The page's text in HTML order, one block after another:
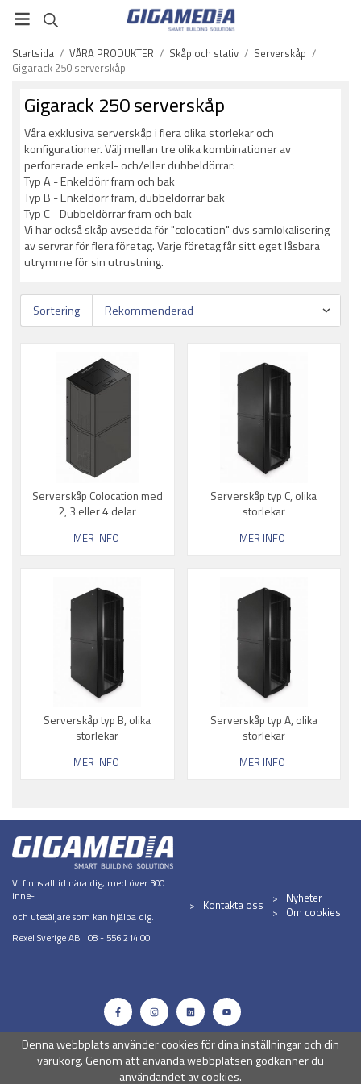
Startsida / VÅRA PRODUKTER / Skåp och stativ / Serverskåp /
Gigarack 250 serverskåp
Gigarack 250 serverskåp
Våra exklusiva serverskåp i flera olika storlekar och
konfigurationer. Välj mellan tre olika kombinationer av
perforerade enkel- och/eller dubbeldörrar:
Typ A - Enkeldörr fram och bak
Typ B - Enkeldörr fram, dubbeldörrar bak
Typ C - Dubbeldörrar fram och bak
Vi har också skåp avsedda för "colocation" dvs samlokalisering
av servrar för flera företag. Varje företag får sitt eget låsbara
utrymme för sin utrustning.
Sortering
Serverskåp Colocation med
2, 3 eller 4 delar
MER INFO
Serverskåp typ C, olika
storlekar
MER INFO
Serverskåp typ B, olika
storlekar
MER INFO
Serverskåp typ A, olika
storlekar
MER INFO
Vi finns alltid nära dig, med över 300
inne-
och utesäljare som kan hjälpa dig.
Rexel Sverige AB 08 - 556 214 00
Kontakta oss
Nyheter
Om cookies
Denna webbplats använder cookies för dina inställningar och din
varukorg. Genom att använda webbplatsen godkänner du
användandet av cookies.